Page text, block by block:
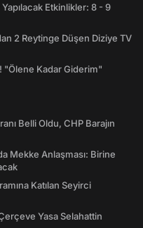
Etkinlikler: 8 - 9
2 Reytinge Düşen Diziye TV
"Ölene Kadar Giderim"
Belli Oldu, CHP Barajın
Mekke Anlaşması: Birine
Katılan Seyirci
Yasa Selahattin